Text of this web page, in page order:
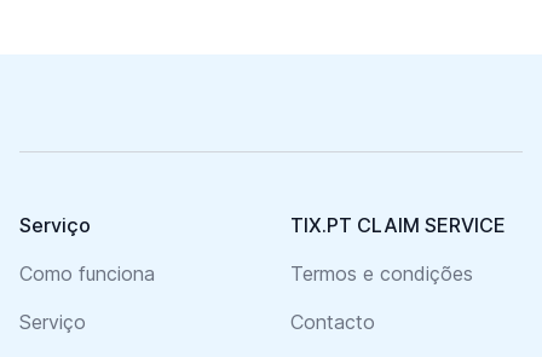
Serviço
Como funciona
Serviço
TIX.PT CLAIM SERVICE
Termos e condições
Contacto